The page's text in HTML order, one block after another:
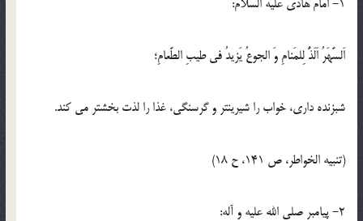
اَلسَّهَرُ اَلَذُّ لِلمَنامِ وَ الجوعُ يَزيدُ فى طيبِ الطَّعامِ؛
شب‏زنده دارى، خواب را شيرين‏تر و گرسنگى، غذا را لذت بخش‏تر مى‏ كند.
(تنبيه الخواطر، ص 141، ح 18)
2- پيامبر صلى الله عليه و آله: